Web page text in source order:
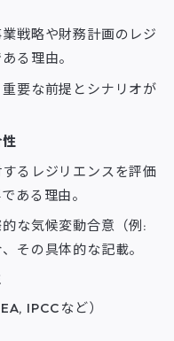
戦略や財務計画のレジ
る理由。
要な前提とシナリオが
るレジリエンスを評価
ある理由。
な気候変動合意（例:
その具体的な記載。
IPCCなど）